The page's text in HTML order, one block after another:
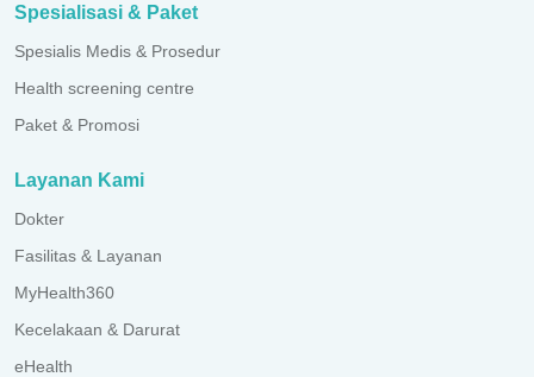
Spesialisasi & Paket
Spesialis Medis & Prosedur
Health screening centre
Paket & Promosi
Layanan Kami
Dokter
Fasilitas & Layanan
MyHealth360
Kecelakaan & Darurat
eHealth